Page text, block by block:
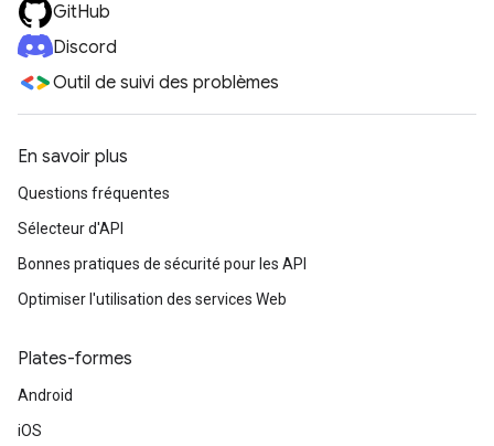
GitHub
Discord
Outil de suivi des problèmes
En savoir plus
Questions fréquentes
Sélecteur d'API
Bonnes pratiques de sécurité pour les API
Optimiser l'utilisation des services Web
Plates-formes
Android
iOS